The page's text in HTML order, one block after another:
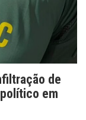
de
em